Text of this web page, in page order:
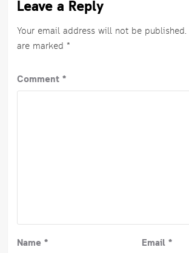
Leave a Reply
Your email address will not be published.
are marked *
Comment *
Name * Email *